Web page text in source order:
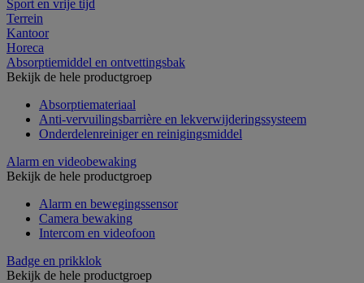
Sport en vrije tijd
Terrein
Kantoor
Horeca
Absorptiemiddel en ontvettingsbak
Bekijk de hele productgroep
Absorptiemateriaal
Anti-vervuilingsbarrière en lekverwijderingssysteem
Onderdelenreiniger en reinigingsmiddel
Alarm en videobewaking
Bekijk de hele productgroep
Alarm en bewegingssensor
Camera bewaking
Intercom en videofoon
Badge en prikklok
Bekijk de hele productgroep